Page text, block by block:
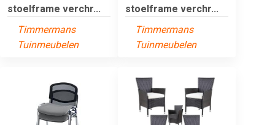
stoelframe verchr...
Timmermans
Tuinmeubelen
stoelframe verchr...
Timmermans
Tuinmeubelen